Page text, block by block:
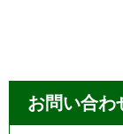
お問い合わ